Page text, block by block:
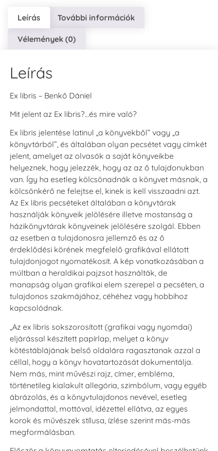
Leírás További információk
Vélemények (0)
Leírás
Ex libris – Benkő Dániel
Mit jelent az Ex libris?…és mire való?
Ex libris jelentése latinul „a könyvekből” vagy „a
könyvtárból”, és általában olyan pecsétet vagy címkét
jelent, amelyet az olvasók a saját könyveikbe
helyeznek, hogy jelezzék, hogy az az ő tulajdonukban
van. Így ha esetleg kölcsönadnák a könyvet másnak, a
kölcsönkérő ne felejtse el, kinek is kell visszaadni azt.
Az Ex libris pecséteket általában a könyvtárak
használják könyveik jelölésére illetve mostanság a
házikönyvtárak könyveinek jelölésére szolgál. Ebben
az esetben a tulajdonosra jellemző és az ő
érdeklődési körének megfelelő grafikával ellátott
tulajdonjogot nyomatékosít. A kép vonatkozásában a
múltban a heraldikai pajzsot használták, de
manapság olyan grafikai elem szerepel a pecséten, a
tulajdonos szakmájához, céhéhez vagy hobbihoz
kapcsolódnak.
„Az ex libris sokszorosított (grafikai vagy nyomdai)
eljárással készített papírlap, melyet a könyv
kötéstáblájának belső oldalára ragasztanak azzal a
céllal, hogy a könyv hovatartozását dokumentálja.
Nem más, mint művészi rajz, címer, embléma,
történetileg kialakult allegória, szimbólum, vagy egyéb
ábrázolás, és a könyvtulajdonos nevével, esetleg
jelmondattal, mottóval, idézettel ellátva, az egyes
korok és művészek stílusa, ízlése szerint más-más
megformálásban.